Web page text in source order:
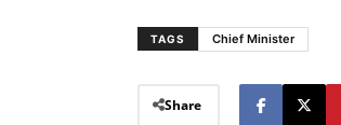
TAGS Chief Minister
Share